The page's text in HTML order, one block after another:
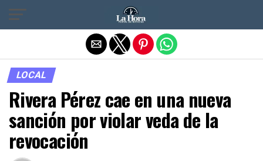
LOCAL
Rivera Pérez cae en una nueva
sanción por violar veda de la
revocación
Salir de la versión móvil